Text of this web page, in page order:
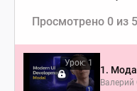
Просмотрено 0 из 5
Урок: 1
1.